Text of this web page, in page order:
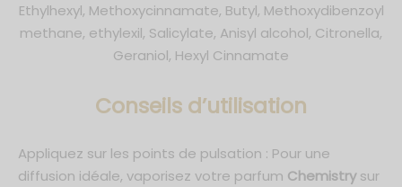
Ethylhexyl, Methoxycinnamate, Butyl, Methoxydibenzoyl
methane, ethylexil, Salicylate, Anisyl alcohol, Citronella,
Geraniol, Hexyl Cinnamate
Conseils d’utilisation
Appliquez sur les points de pulsation : Pour une
diffusion idéale, vaporisez votre parfum Chemistry sur